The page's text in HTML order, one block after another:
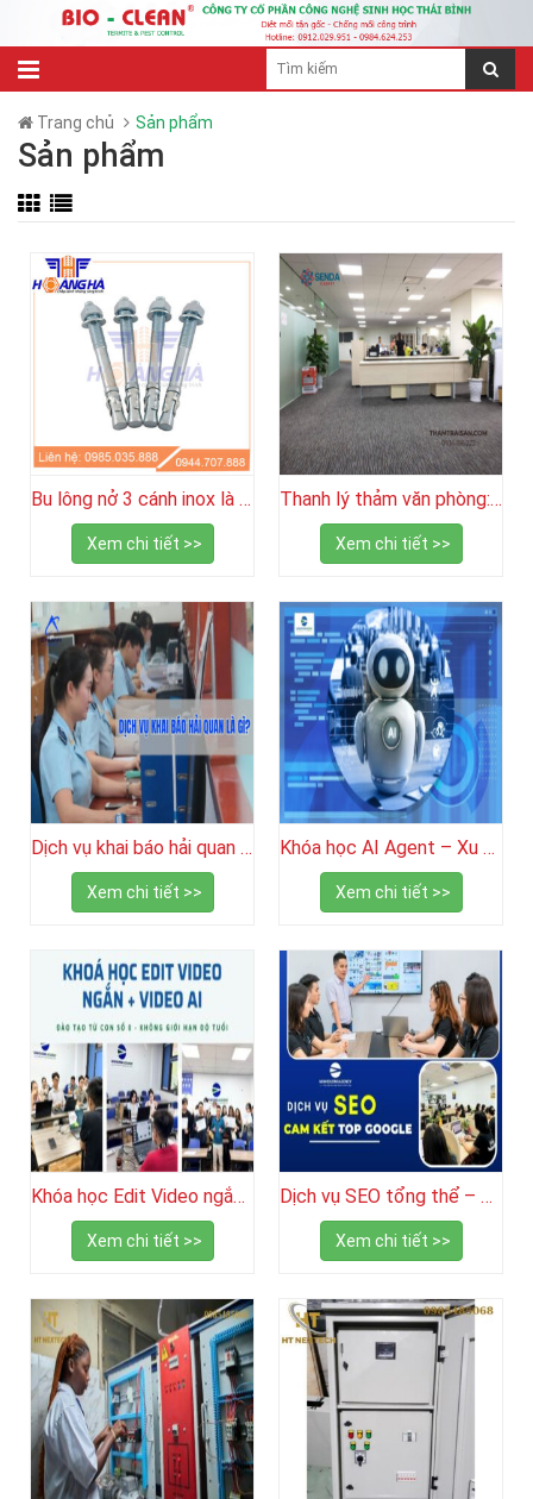
Trang chủ Sản phẩm
Sản phẩm
Bu lông nở 3 cánh inox là gì? Đặc điểm và cấu tạo
Xem chi tiết >>
Thanh lý thảm văn phòng: Có nên mua không?
Xem chi tiết >>
Dịch vụ khai báo hải quan trọn gói, chuyên nghiệp
Xem chi tiết >>
Khóa học AI Agent – Xu hướng làm việc thông minh trong kỷ nguyên trí tuệ nhân tạo
Xem chi tiết >>
Khóa học Edit Video ngắn – Biến ý tưởng thành Video thu hút
Xem chi tiết >>
Dịch vụ SEO tổng thể – Giải pháp tăng trưởng bền vững
Xem chi tiết >>